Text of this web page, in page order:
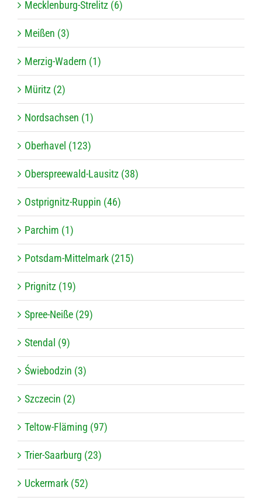
Mecklenburg-Strelitz (6)
Meißen (3)
Merzig-Wadern (1)
Müritz (2)
Nordsachsen (1)
Oberhavel (123)
Oberspreewald-Lausitz (38)
Ostprignitz-Ruppin (46)
Parchim (1)
Potsdam-Mittelmark (215)
Prignitz (19)
Spree-Neiße (29)
Stendal (9)
Świebodzin (3)
Szczecin (2)
Teltow-Fläming (97)
Trier-Saarburg (23)
Uckermark (52)